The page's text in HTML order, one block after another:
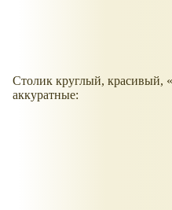
Столик круглый, красивый,
аккуратные: